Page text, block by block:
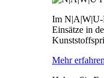
Im N|A|W|U-
Einsätze in
Mehr erfahren